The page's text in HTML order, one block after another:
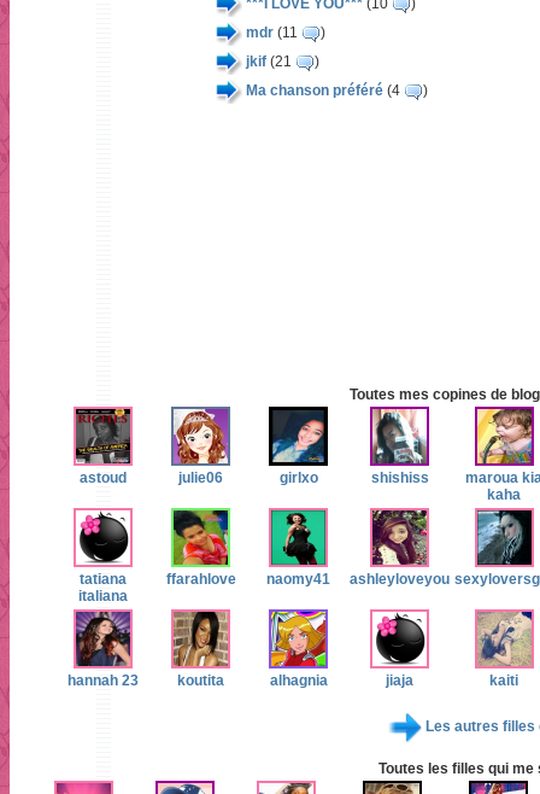
***I LOVE YOU*** (10
)
mdr (11
)
jkif (21
)
Ma chanson préféré (4 )
Toutes mes copines de
astoud julie06 girlxo shishiss
maroua
kaha
tatiana
italiana
ffarahlove naomy41 ashleyloveyou
hannah 23 koutita alhagnia jiaja kaiti
Les autres filles
Toutes les filles qui me